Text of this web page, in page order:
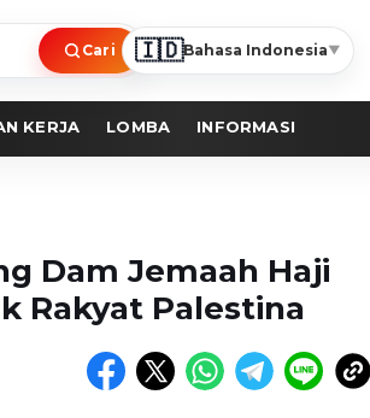
Cari 🇮🇩Bahasa Indonesia▼
KERJA LOMBA INFORMASI
Dam Jemaah Haji
Rakyat Palestina